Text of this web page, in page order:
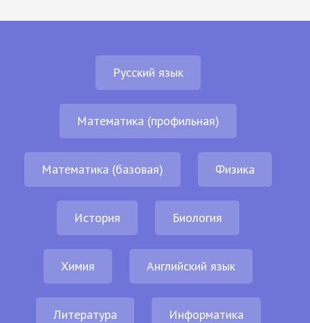
Русский язык
Математика (профильная)
Математика (базовая) Физика
История Биология
Химия Английский язык
Литература Информатика